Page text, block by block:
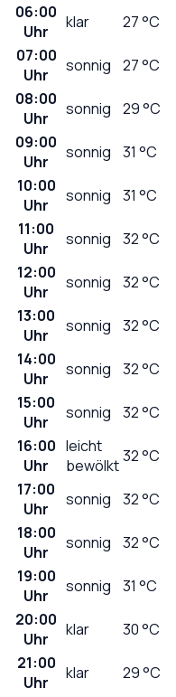
06:00
Uhr
klar 27°C
07:00
Uhr
sonnig 27°C
08:00
Uhr
sonnig 29°C
09:00
Uhr
sonnig 31 °C
10:00
Uhr
sonnig 31 °C
11:00
Uhr
sonnig 32°C
12:00
Uhr
sonnig 32°C
13:00
Uhr
sonnig 32°C
14:00
Uhr
sonnig 32°C
15:00
Uhr
sonnig 32°C
16:00
Uhr
leicht
bewölkt32°C
17:00
Uhr
sonnig 32°C
18:00
Uhr
sonnig 32°C
19:00
Uhr
sonnig 31 °C
20:00
Uhr
klar 30°C
21:00
Uhr
klar 29°C